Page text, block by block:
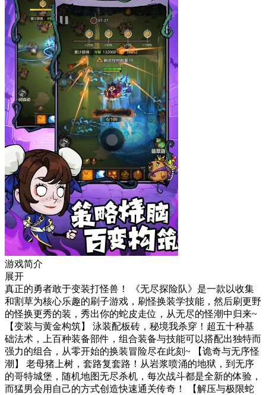
游戏简介
展开
真正的勇者敢于变装打怪兽！ 《无尽探险队》是一款以收集
和割草为核心乐趣的刷子游戏，刷怪换装学技能，然后刷更野
的怪换更秀的装，秀出你的蛇皮走位，从无尽的怪潮中归来~
【变装与黄金构筑】 泳装配板砖，秘境我杀穿！超五十种基
础法术，上百种装备部件，组合装备与技能可以搭配出独特而
强力的组合，从零开始的换装冒险尽在此刻~ 【诡奇与无序怪
潮】 老母猪上树，套路复套路！从岩浆喷涌的地狱，到无序
的哥特城堡，随机地图无尽杀机，每次战斗都是全新的体验，
而猛男会用自己的方式创造快速通关传奇！ 【解压与极限蛇